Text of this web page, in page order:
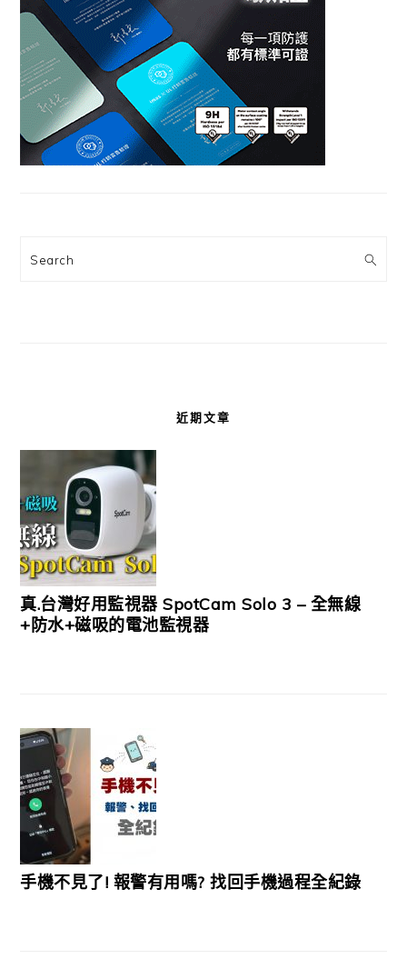
Search
近期文章
真.台灣好用監視器 SpotCam Solo 3 – 全無線
+防水+磁吸的電池監視器
手機不見了! 報警有用嗎? 找回手機過程全紀錄